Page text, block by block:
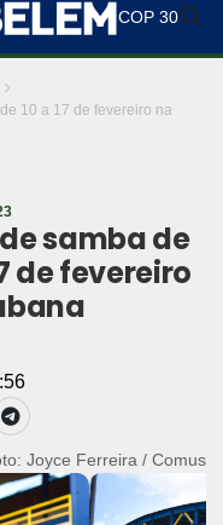
COP 30
10 a 17 de fevereiro na
samba de
de fevereiro
Joyce Ferreira / Comus